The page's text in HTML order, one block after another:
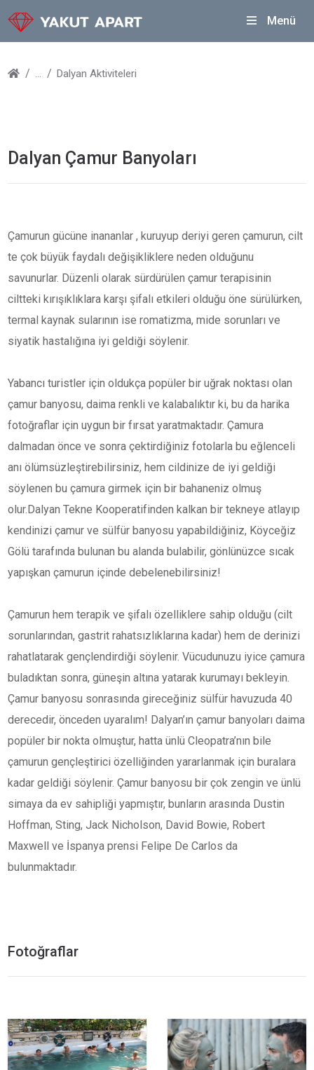
Menü
Dalyan Aktiviteleri
Dalyan Çamur Banyoları
Çamurun gücüne inananlar , kuruyup deriyi geren çamurun, cilt
te çok büyük faydalı değişikliklere neden olduğunu
savunurlar. Düzenli olarak sürdürülen çamur terapisinin
ciltteki kırışıklıklara karşı şifalı etkileri olduğu öne sürülürken,
termal kaynak sularının ise romatizma, mide sorunları ve
siyatik hastalığına iyi geldiği söylenir.
Yabancı turistler için oldukça popüler bir uğrak noktası olan
çamur banyosu, daima renkli ve kalabalıktır ki, bu da harika
fotoğraflar için uygun bir fırsat yaratmaktadır. Çamura
dalmadan önce ve sonra çektirdiğiniz fotolarla bu eğlenceli
anı ölümsüzleştirebilirsiniz, hem cildinize de iyi geldiği
söylenen bu çamura girmek için bir bahaneniz olmuş
olur.Dalyan Tekne Kooperatifinden kalkan bir tekneye atlayıp
kendinizi çamur ve sülfür banyosu yapabildiğiniz, Köyceğiz
Gölü tarafında bulunan bu alanda bulabilir, gönlünüzce sıcak
yapışkan çamurun içinde debelenebilirsiniz!
Çamurun hem terapik ve şifalı özelliklere sahip olduğu (cilt
sorunlarından, gastrit rahatsızlıklarına kadar) hem de derinizi
rahatlatarak gençlendirdiği söylenir. Vücudunuzu iyice çamura
buladıktan sonra, güneşin altına yatarak kurumayı bekleyin.
Çamur banyosu sonrasında gireceğiniz sülfür havuzuda 40
derecedir, önceden uyaralım! Dalyan’ın çamur banyoları daima
popüler bir nokta olmuştur, hatta ünlü Cleopatra’nın bile
çamurun gençleştirici özelliğinden yararlanmak için buralara
kadar geldiği söylenir. Çamur banyosu bir çok zengin ve ünlü
simaya da ev sahipliği yapmıştır, bunların arasında Dustin
Hoffman, Sting, Jack Nicholson, David Bowie, Robert
Maxwell ve İspanya prensi Felipe De Carlos da
bulunmaktadır.
Fotoğraflar